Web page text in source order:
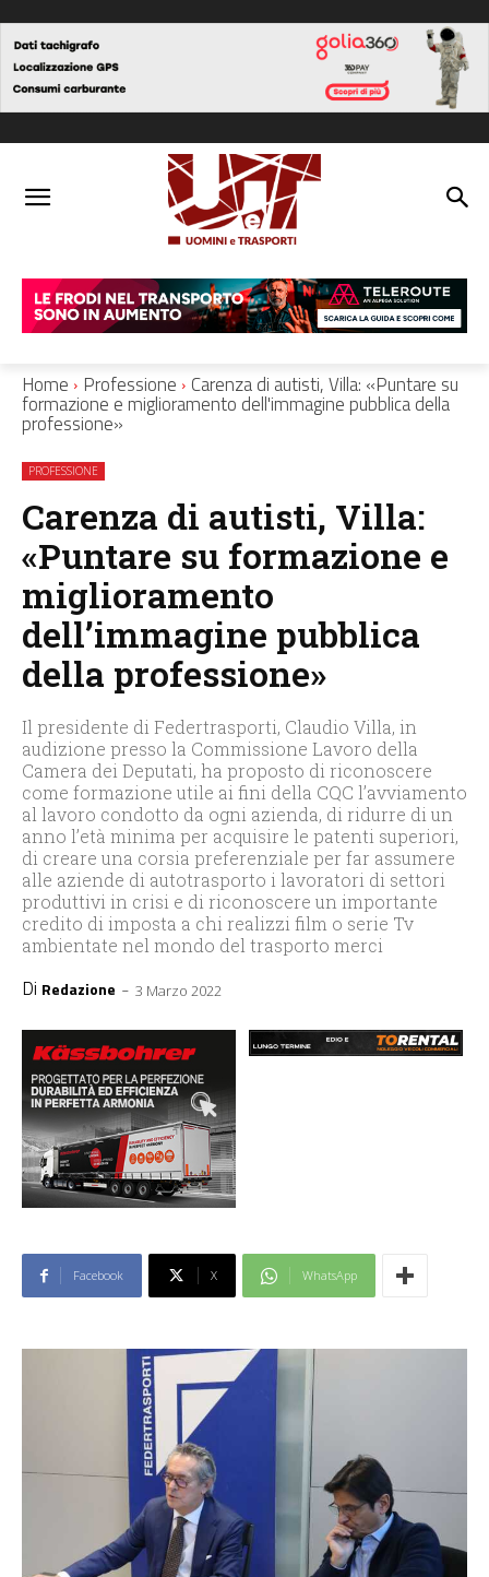
Home Professione Carenza di autisti, Villa: «Puntare su
formazione e miglioramento dell'immagine pubblica della
professione»
PROFESSIONE
Carenza di autisti, Villa:
«Puntare su formazione e
miglioramento
dell’immagine pubblica
della professione»
Il presidente di Federtrasporti, Claudio Villa, in
audizione presso la Commissione Lavoro della
Camera dei Deputati, ha proposto di riconoscere
come formazione utile ai fini della CQC l’avviamento
al lavoro condotto da ogni azienda, di ridurre di un
anno l’età minima per acquisire le patenti superiori,
di creare una corsia preferenziale per far assumere
alle aziende di autotrasporto i lavoratori di settori
produttivi in crisi e di riconoscere un importante
credito di imposta a chi realizzi film o serie Tv
ambientate nel mondo del trasporto merci
Di Redazione - 3 Marzo 2022
Facebook X WhatsApp